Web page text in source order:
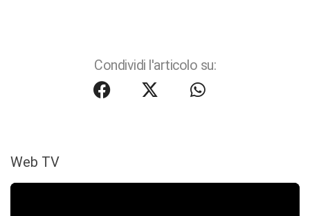
Condividi l'articolo su:
Web TV